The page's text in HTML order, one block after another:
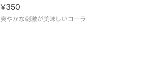
¥350
爽やかな刺激が美味しいコーラ